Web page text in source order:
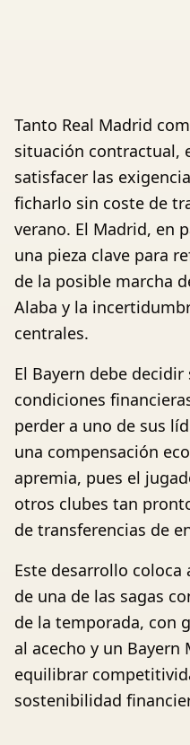
Tanto Real Madrid
situación contractual,
satisfacer las
ficharlo sin coste de
verano. El Madrid, en
una pieza clave para
de la posible marcha
Alaba y la
centrales.
El Bayern debe
condiciones
perder a uno de sus
una compensación
apremia, pues el
otros clubes tan
de transferencias de
Este desarrollo coloca
de una de las sagas
de la temporada, con
al acecho y un Bayern
equilibrar
sostenibilidad